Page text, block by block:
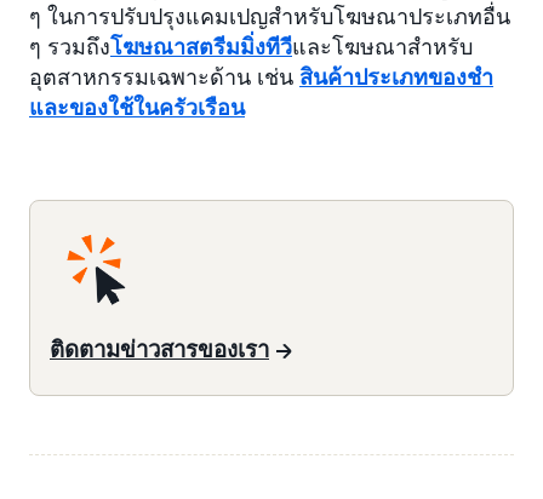
ๆ ในการปรับปรุงแคมเปญสำหรับโฆษณาประเภทอื่น
ๆ รวมถึงโฆษณาสตรีมมิ่งทีวีและโฆษณาสำหรับ
อุตสาหกรรมเฉพาะด้าน เช่น สินค้าประเภทของชำ
และของใช้ในครัวเรือน
ติดตามข่าวสารของเรา